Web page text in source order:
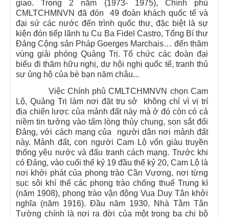
giao. Trong 2 năm (1973- 1975), Chính phủ
CMLTCHMNVN đã đón 49 đoàn khách quốc tế và
đại sứ các nước đến trình quốc thư, đặc biệt là sự
kiện đón tiếp lãnh tụ Cu Ba Fidel Castro, Tổng Bí thư
Đảng Cộng sản Pháp Goerges Marchais… đến thăm
vùng giải phóng Quảng Trị. Tổ chức các đoàn đại
biểu đi thăm hữu nghị, dự hội nghị quốc tế, tranh thủ
sự ủng hộ của bè bạn năm châu...
Việc Chính phủ CMLTCHMNVN chọn Cam
Lộ, Quảng Trị làm nơi đặt trụ sở không chỉ vì vị trí
địa chiến lược của mảnh đất này mà ở đó còn có cả
niềm tin tưởng vào tấm lòng thủy chung, son sắt đối
Đảng, với cách mạng của người dân nơi mảnh đất
này. Mảnh đất, con người Cam Lộ vốn giàu truyền
thống yêu nước và đấu tranh cách mạng. Trước khi
có Đảng, vào cuối thế kỷ 19 đầu thế kỷ 20, Cam Lộ là
nơi khởi phát của phong trào Cần Vương, nơi từng
sục sôi khí thế các phong trào chống thuế Trung kì
(năm 1908), phong trào vận động Vua Duy Tân khởi
nghĩa (năm 1916). Đầu năm 1930, Nhà Tằm Tân
Tường chính là nơi ra đời của một trong ba chi bộ